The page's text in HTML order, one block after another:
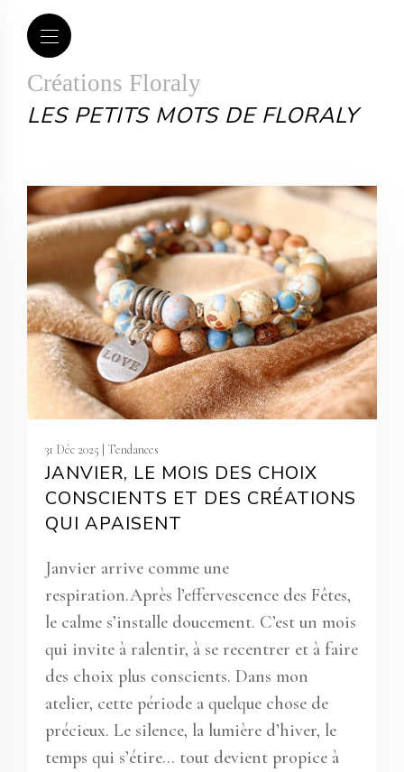
Créations Floraly
LES PETITS MOTS DE FLORALY
31 Déc 2025 | Tendances
JANVIER, LE MOIS DES CHOIX
CONSCIENTS ET DES CRÉATIONS
QUI APAISENT
Janvier arrive comme une
respiration.Après l’effervescence des Fêtes,
le calme s’installe doucement. C’est un mois
qui invite à ralentir, à se recentrer et à faire
des choix plus conscients. Dans mon
atelier, cette période a quelque chose de
précieux. Le silence, la lumière d’hiver, le
temps qui s’étire… tout devient propice à